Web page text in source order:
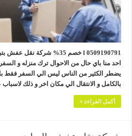
احد منا باي حال من الاحوال ترك منزله و
يضطر الكثير من الناس ليس الي السفر فقط
بالكامل و الانتقال الي مكان اخر و ذلك
أكمل القراءة »